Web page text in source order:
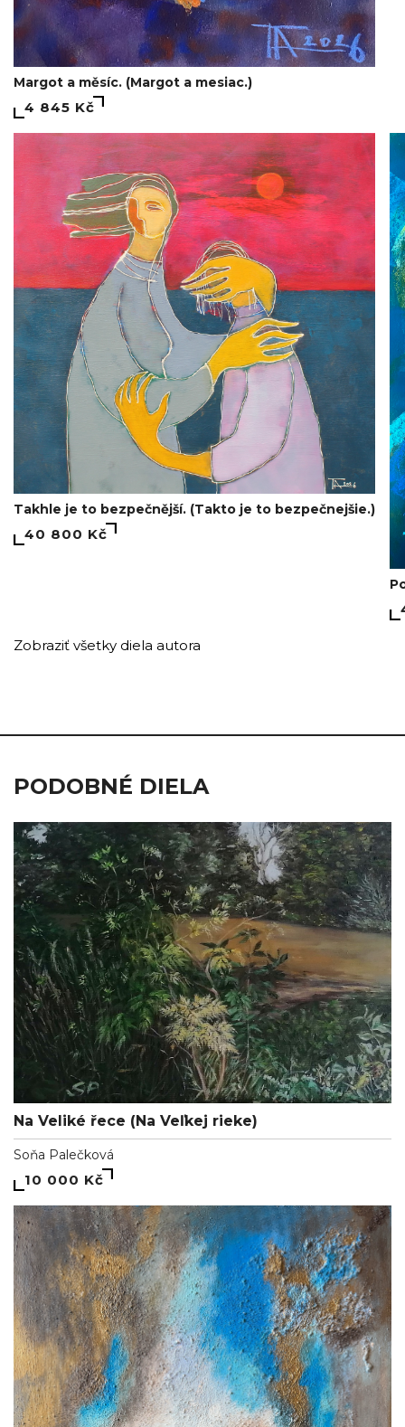
Margot a měsíc. (Margot a mesiac.)
4 845 Kč
Takhle je to bezpečnější. (Takto je to bezpečnejšie.)
40 800 Kč
Zobraziť všetky diela autora
PODOBNÉ DIELA
Na Veliké řece (Na Veľkej rieke)
Soňa Palečková
10 000 Kč